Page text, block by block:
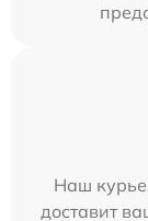
Наш
доставит